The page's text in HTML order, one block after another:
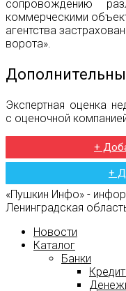
сопровождению
коммерческими
агентства
ворота».
Экспертная оценка
с оценочной
+
+
«Пушкин Инфо» -
Ленинградская
Новости
Каталог
Банки